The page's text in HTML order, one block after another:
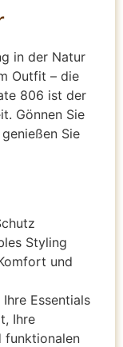
in der Natur
Outfit – die
806 ist der
Gönnen Sie
Sie
Styling
und
Essentials
Ihre
funktionalen